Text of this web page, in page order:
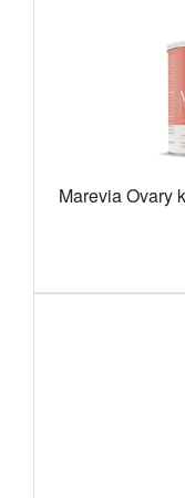
Marevia Ovary